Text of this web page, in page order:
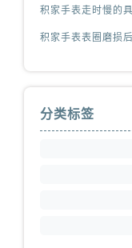
积家手表走时慢的
积家手表表圈磨损
分类标签